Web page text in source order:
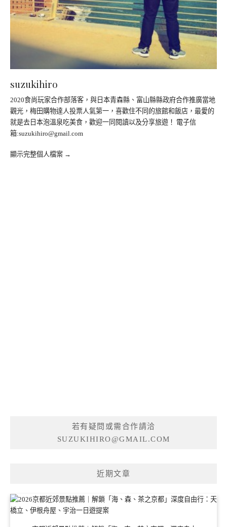
suzukihiro
2020食尚玩家合作部落客，與日本青森縣、富山縣縣政府合作推廣當地
觀光，梅田購物達人投票人氣第一，喜歡住不同的旅館和飯店，最愛的
就是去日本泡溫泉吃美食，歡迎一同閱讀以及分享旅遊！ 電子信
箱:suzukihiro@gmail.com
顯示完整個人檔案 →
若有疑問或需合作請洽
SUZUKIHIRO@GMAIL.COM
近期文章